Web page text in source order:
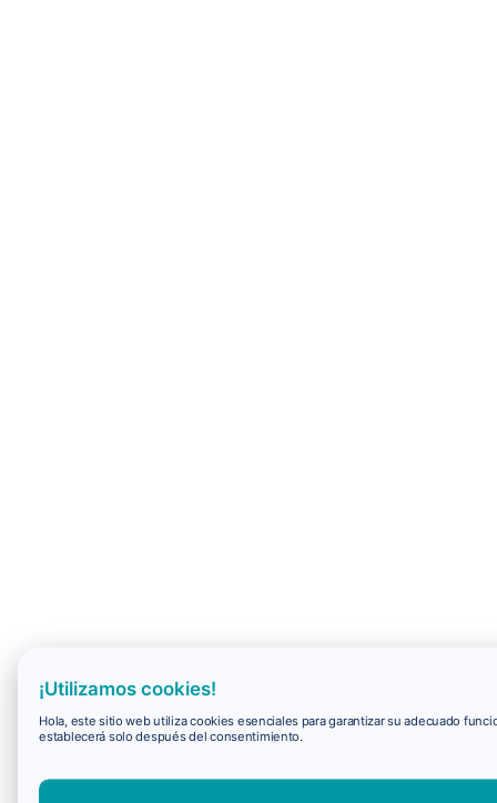
¡Utilizamos cookies!
Hola, este sitio web utiliza cookies esenciales para garantizar su adecuado
establecerá solo después del consentimiento.